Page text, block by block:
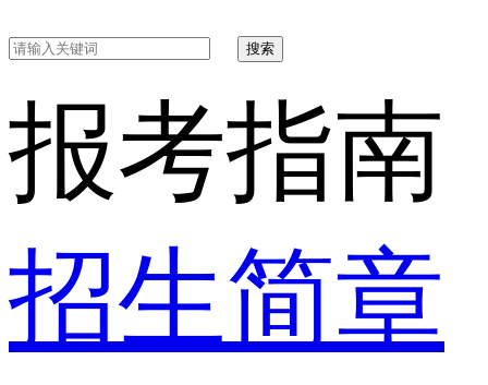
搜索
报考指南
招生简章